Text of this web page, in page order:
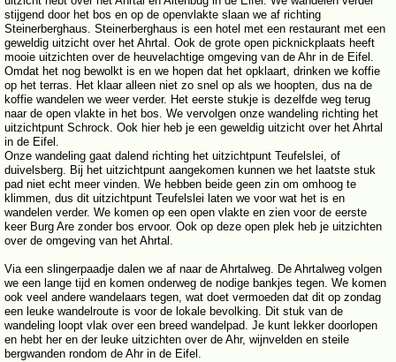
stijgend door het bos en op de openvlakte slaan we af richting
Steinerberghaus. Steinerberghaus is een hotel met een restaurant met een
geweldig uitzicht over het Ahrtal. Ook de grote open picknickplaats heeft
mooie uitzichten over de heuvelachtige omgeving van de Ahr in de Eifel.
Omdat het nog bewolkt is en we hopen dat het opklaart, drinken we koffie
op het terras. Het klaar alleen niet zo snel op als we hoopten, dus na de
koffie wandelen we weer verder. Het eerste stukje is dezelfde weg terug
naar de open vlakte in het bos. We vervolgen onze wandeling richting het
uitzichtpunt Schrock. Ook hier heb je een geweldig uitzicht over het Ahrtal
in de Eifel.
Onze wandeling gaat dalend richting het uitzichtpunt Teufelslei, of
duivelsberg. Bij het uitzichtpunt aangekomen kunnen we het laatste stuk
pad niet echt meer vinden. We hebben beide geen zin om omhoog te
klimmen, dus dit uitzichtpunt Teufelslei laten we voor wat het is en
wandelen verder. We komen op een open vlakte en zien voor de eerste
keer Burg Are zonder bos ervoor. Ook op deze open plek heb je uitzichten
over de omgeving van het Ahrtal.
Via een slingerpaadje dalen we af naar de Ahrtalweg. De Ahrtalweg volgen
we een lange tijd en komen onderweg de nodige bankjes tegen. We komen
ook veel andere wandelaars tegen, wat doet vermoeden dat dit op zondag
een leuke wandelroute is voor de lokale bevolking. Dit stuk van de
wandeling loopt vlak over een breed wandelpad. Je kunt lekker doorlopen
en hebt her en der leuke uitzichten over de Ahr, wijnvelden en steile
bergwanden rondom de Ahr in de Eifel.